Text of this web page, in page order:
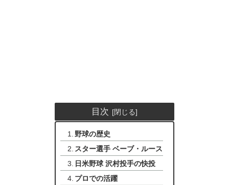
目次
野球の歴史
スター選手 ベーブ・ルース
日米野球 沢村投手の快投
プロでの活躍